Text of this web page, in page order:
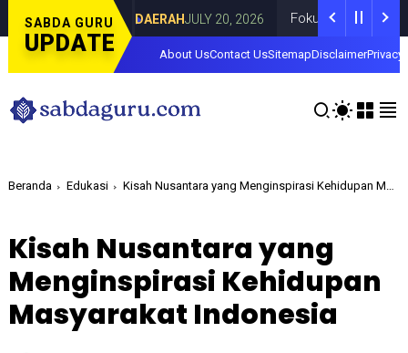
SABDA GURU
UPDATE
DAERAH JULY 20, 2026 Fokus pada Tantangan
About UsContact UsSitemapDisclaimerPrivacy
Beranda Edukasi Kisah Nusantara yang Menginspirasi Kehidupan Masyarakat Indonesia
Kisah Nusantara yang
Menginspirasi Kehidupan
Masyarakat Indonesia